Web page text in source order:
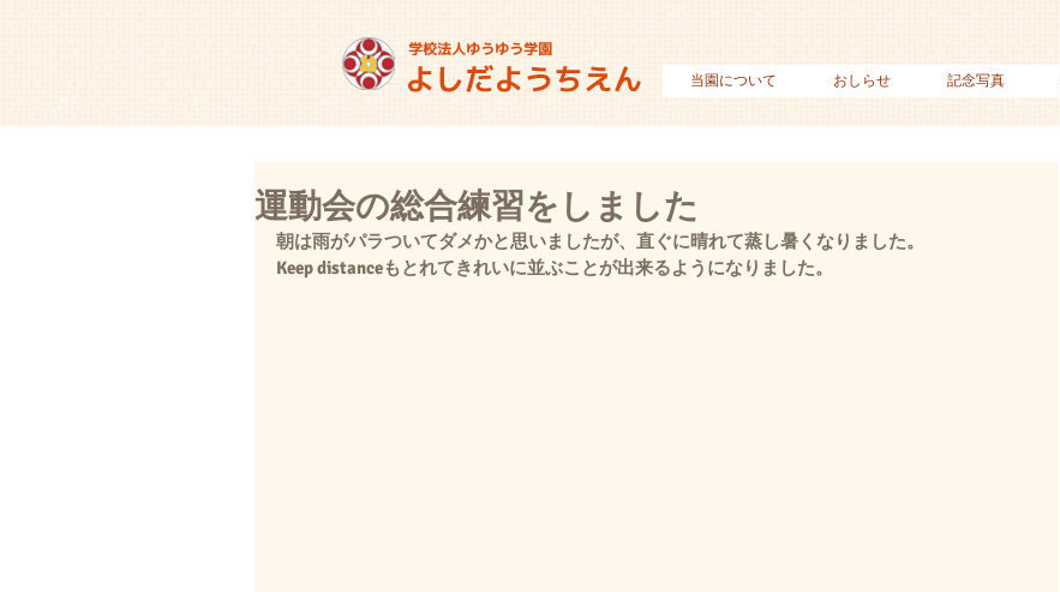
当園について おしらせ 記念写真
運動会の総合練習をしました
朝は雨がパラついてダメかと思いましたが、直ぐに晴れて蒸し暑くなりました。
Keep distanceもとれてきれいに並ぶことが出来るようになりました。